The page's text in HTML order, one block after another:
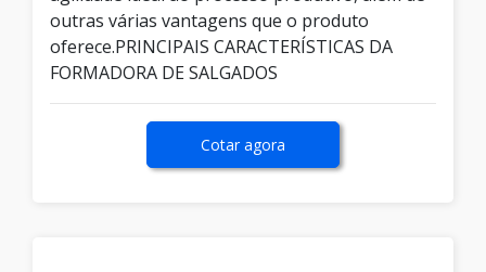
outras várias vantagens que o produto
oferece.PRINCIPAIS CARACTERÍSTICAS DA
FORMADORA DE SALGADOS
Cotar agora